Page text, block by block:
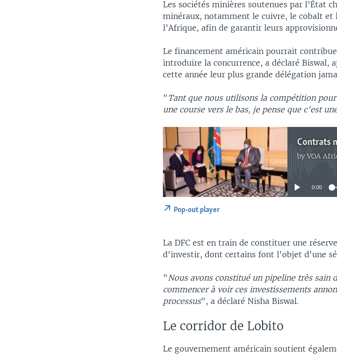
Les sociétés minières soutenues par l’État
minéraux, notamment le cuivre, le cobalt et
l’Afrique, afin de garantir leurs
Le financement américain pourrait
introduire la concurrence, a déclaré Biswal,
cette année leur plus grande délégation
" Tant que nous utilisons la compétition
une course vers le bas, je pense que c'est
byVOA
No media source
0:00
Pop-out player
La DFC est en train de constituer une
d'investir, dont certains font l'objet d'une
"Nous avons constitué un pipeline très sain
commencer à voir ces investissements
processus", a déclaré Nisha Biswal.
Le corridor de Lobito
Le gouvernement américain soutient